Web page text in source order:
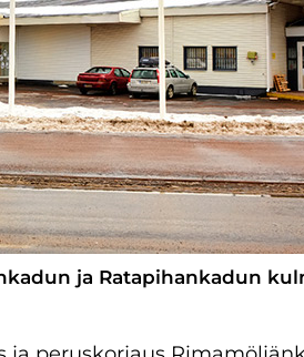
ja Ratapihankadun